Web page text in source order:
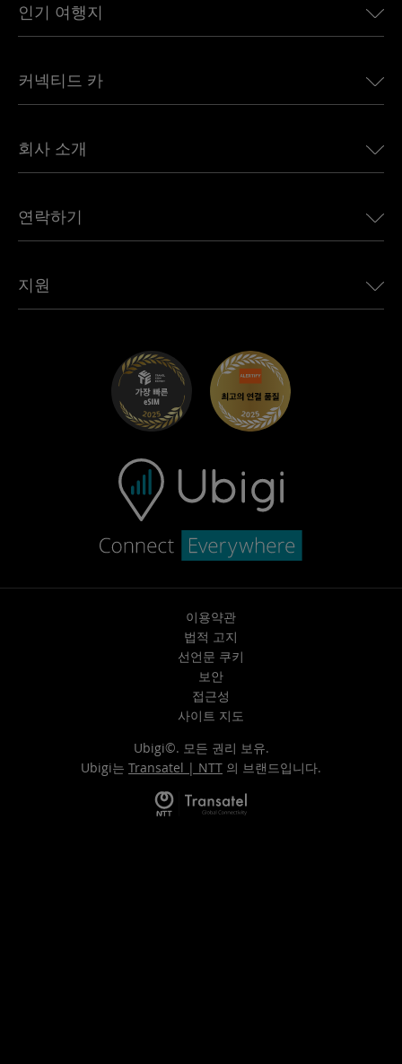
인기 여행지
유럽용 eSIM
캐나다용 eSIM
아프리카용 eSIM
모든 목적지 보기
커넥티드 카
Land Rover용 Ubigi
Jeep용 Ubigi
Mini용 Ubigi
Maserati용 Ubigi
회사 소개
언론에 소개된 Ubigi
Ubigi 앱
연락하기
제휴 프로그램
지원
이용약관
법적 고지
선언문 쿠키
보안
접근성
사이트 지도
Ubigi©. 모든 권리 보유.
Ubigi는 Transatel | NTT 의 브랜드입니다.